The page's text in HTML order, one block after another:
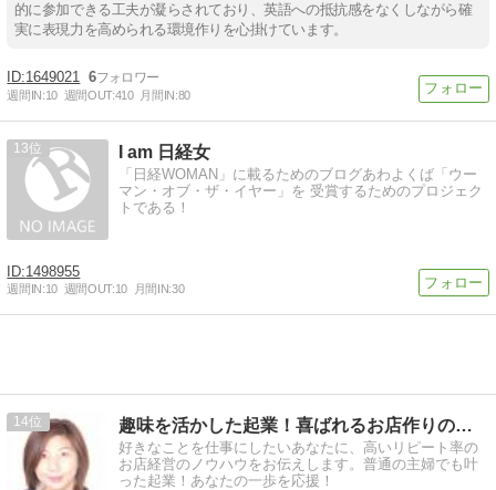
的に参加できる工夫が凝らされており、英語への抵抗感をなくしながら確
実に表現力を高められる環境作りを心掛けています。
1649021 6
週間IN:10 週間OUT:410 月間IN:80
13 I am 日経女
「日経WOMAN」に載るためのブログあわよくば「ウー
マン・オブ・ザ・イヤー」を 受賞するためのプロジェク
トである！
1498955
週間IN:10 週間OUT:10 月間IN:30
14 趣味を活かした起業！喜ばれるお店作りの秘訣
好きなことを仕事にしたいあなたに、高いリピート率の
お店経営のノウハウをお伝えします。普通の主婦でも叶
った起業！あなたの一歩を応援！